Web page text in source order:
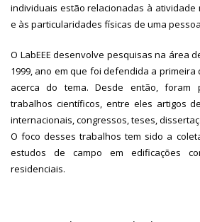
individuais estão relacionadas à atividade
e às particularidades físicas de uma
O LabEEE desenvolve pesquisas na área
1999, ano em que foi defendida a
acerca do tema. Desde então, foram
trabalhos científicos, entre eles artigos
internacionais, congressos, teses,
O foco desses trabalhos tem sido a
estudos de campo em edificações
residenciais.